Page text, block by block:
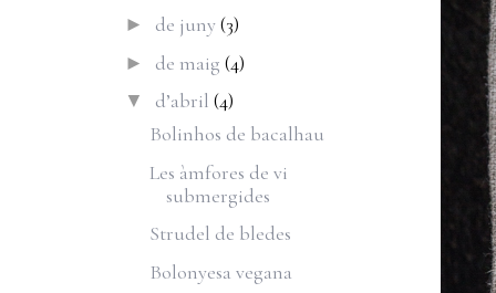
► de juny(3)
► de maig (4)
▼ d’abril (4)
Bolinhos de bacalhau
Les àmfores de vi
submergides
Strudel de bledes
Bolonyesa vegana